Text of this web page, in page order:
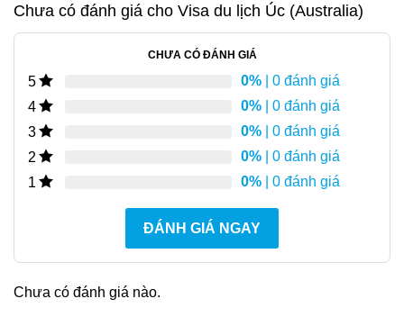
Chưa có đánh giá cho Visa du lịch Úc (Australia)
CHƯA CÓ ĐÁNH GIÁ
5 0% | 0 đánh giá
4
0% | 0 đánh giá
3
0% | 0 đánh giá
2
0% | 0 đánh giá
1
0% | 0 đánh giá
ĐÁNH GIÁ NGAY
Chưa có đánh giá nào.